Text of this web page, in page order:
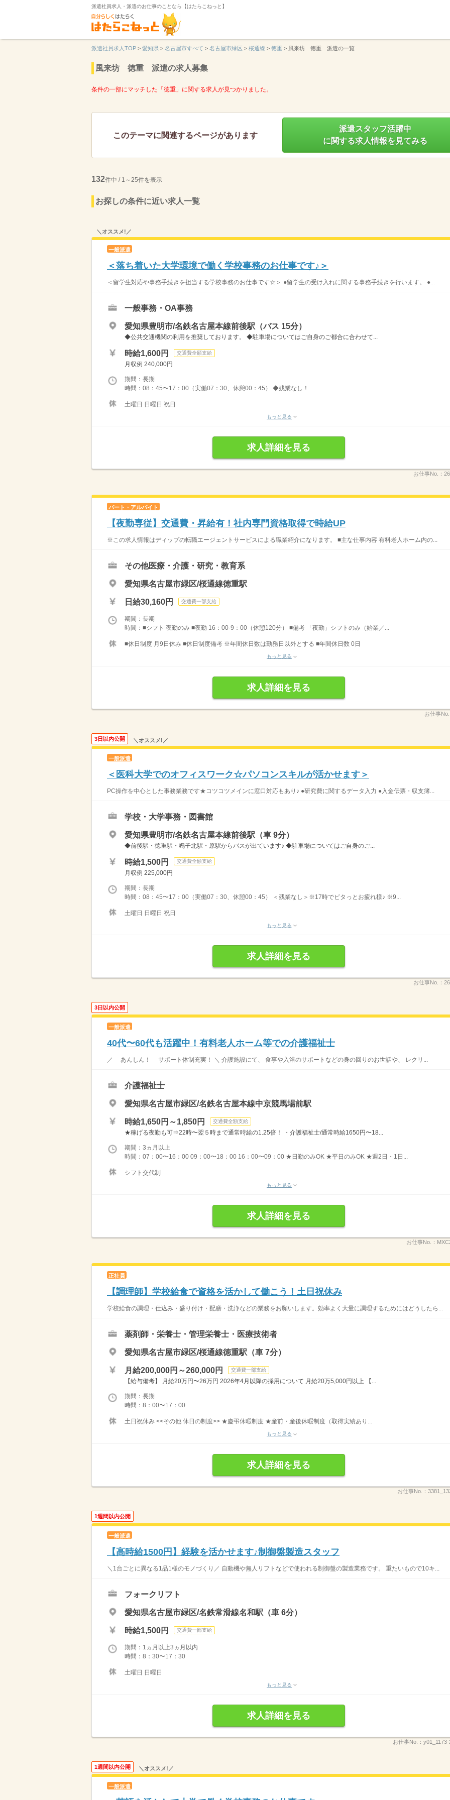
派遣社員求人・派遣のお仕事のことなら【はたらこねっと】
派遣社員求人TOP > 愛知県 > 名古屋市すべて > 名古屋市緑区 > 桜通線 > 徳重 > 風来坊 徳重 派遣の一覧
風来坊 徳重 派遣の求人募集
条件の一部にマッチした「徳重」に関する求人が見つかりました。
このテーマに関連するページがあります
派遣スタッフ活躍中
に関する求人情報を見てみる
132件中 / 1～25件を表示
お探しの条件に近い求人一覧
＼オススメ!／
一般派遣
＜落ち着いた大学環境で働く学校事務のお仕事です♪＞
＜留学生対応や事務手続きを担当する学校事務のお仕事です☆＞ ●留学生の受け入れに関する事務手続きを行います。 ●...
一般事務・OA事務
愛知県豊明市/名鉄名古屋本線前後駅（バス 15分）
◆公共交通機関の利用を推奨しております。 ◆駐車場についてはご自身のご都合に合わせて...
時給1,600円 交通費全額支給
月収例 240,000円
期間：長期
時間：08：45〜17：00（実働07：30、休憩00：45） ◆残業なし！
土曜日 日曜日 祝日
もっと見る
求人詳細を見る
お仕事No.：
パート・アルバイト
【夜勤専従】交通費・昇給有！社内専門資格取得で時給UP
※この求人情報はディップの転職エージェントサービスによる職業紹介になります。 ■主な仕事内容 有料老人ホーム内の...
その他医療・介護・研究・教育系
愛知県名古屋市緑区/桜通線徳重駅
日給30,160円 交通費一部支給
期間：長期
時間：■シフト 夜勤のみ ■夜勤 16：00-9：00（休憩120分） ■備考 「夜勤」シフトのみ（始業／...
■休日制度 月9日休み ■休日制度備考 ※年間休日数は勤務日以外とする ■年間休日数 0日
もっと見る
求人詳細を見る
お仕事No.
3日以内公開 ＼オススメ!／
一般派遣
＜医科大学でのオフィスワーク☆パソコンスキルが活かせます＞
PC操作を中心とした事務業務です★コツコツメインに窓口対応もあり♪ ●研究費に関するデータ入力 ●入金伝票・収支簿...
学校・大学事務・図書館
愛知県豊明市/名鉄名古屋本線前後駅（車 9分）
◆前後駅・徳重駅・鳴子北駅・原駅からバスが出ています♪ ◆駐車場についてはご自身のご...
時給1,500円 交通費全額支給
月収例 225,000円
期間：長期
時間：08：45〜17：00（実働07：30、休憩00：45） ＜残業なし＞※17時でピタっとお疲れ様♪ ※9...
土曜日 日曜日 祝日
もっと見る
求人詳細を見る
お仕事No.：
3日以内公開
一般派遣
40代〜60代も活躍中！有料老人ホーム等での介護福祉士
／ あんしん！ サポート体制充実！ ＼ 介護施設にて、 食事や入浴のサポートなどの身の回りのお世話や、 レクリ...
介護福祉士
愛知県名古屋市緑区/名鉄名古屋本線中京競馬場前駅
時給1,650円～1,850円 交通費全額支給
★稼げる夜勤も可⇒22時〜翌５時まで通常時給の1.25倍！ ・介護福祉士/通常時給1650円〜18...
期間：3ヵ月以上
時間：07：00〜16：00 09：00〜18：00 16：00〜09：00 ★日勤のみOK ★平日のみOK ★週2日・1日...
シフト交代制
もっと見る
求人詳細を見る
お仕事No.：
正社員
【調理師】学校給食で資格を活かして働こう！土日祝休み
学校給食の調理・仕込み・盛り付け・配膳・洗浄などの業務をお願いします。効率よく大量に調理するためにはどうしたら...
薬剤師・栄養士・管理栄養士・医療技術者
愛知県名古屋市緑区/桜通線徳重駅（車 7分）
月給200,000円～260,000円 交通費一部支給
【給与備考】 月給20万円〜26万円 2026年4月以降の採用について 月給20万5,000円以上 【...
期間：長期
時間：8：00〜17：00
土日祝休み <<その他 休日の制度>> ★慶弔休暇制度 ★産前・産後休暇制度（取得実績あり...
もっと見る
求人詳細を見る
お仕事No.：
1週間以内公開
一般派遣
【高時給1500円】経験を活かせます♪制御盤製造スタッフ
＼1台ごとに異なる1品1様のモノづくり／ 自動機や無人リフトなどで使われる制御盤の製造業務です。 重たいもので10キ...
フォークリフト
愛知県名古屋市緑区/名鉄常滑線名和駅（車 6分）
時給1,500円 交通費一部支給
期間：1ヵ月以上3ヵ月以内
時間：8：30〜17：30
土曜日 日曜日
もっと見る
求人詳細を見る
お仕事No.： y01_1173-
1週間以内公開 ＼オススメ!／
一般派遣